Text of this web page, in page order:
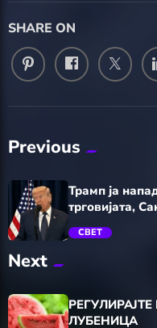
SHARE ON
Previous
trending_flat
Трамп ја
трговијата,
СВЕТ
Next
ЛУБЕНИЦА